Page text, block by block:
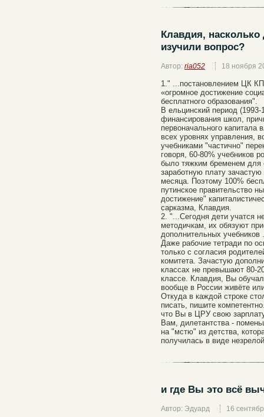
Клавдия,
изучили вопрос?
Автор: ria052 18 ноября
1." ...постановлением ЦК
«огромное достижение
бесплатного образования".
В ельцинский период (1993-
финансирования школ,
первоначального капитала
всех уровнях управления,
учебниками "частично"
говоря, 60-80% учебников
было тяжким бременем для
заработную плату
месяца. Поэтому 100%
путинское правительство
достижение"
сарказма, Клавдия.
2. "...Сегодня дети учатся
методичкам, их обязуют
дополнительных учебников
Даже рабочие тетради по
только с согласия
комитета. Зачастую
классах не превышают 80-
классе. Клавдия, Вы
вообще в России живёте
Откуда в каждой строке
писать, пишите
что Вы в ЦРУ свою
Вам, дилетантства -
на "мстю" из детства,
получилась в виде
и где Вы это всё
Автор: Эдуард 16